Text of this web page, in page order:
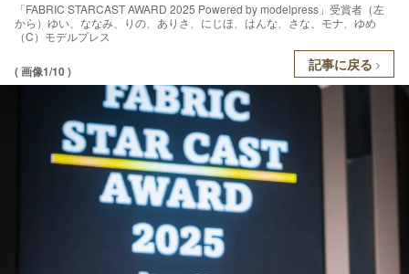
「FABRIC STARCAST AWARD 2025 Powered by modelpress」受賞者（左
から）ゆい、ななみ、りの、ありさ、にじほ、はんな、さな、モナ、ゆめ
（C）モデルプレス
( 画像1/10 ) 記事に戻る